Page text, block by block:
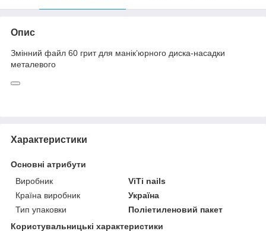
Опис
Змінний файл 60 грит для манік’юрного диска-насадки
металевого
Характеристики
Основні атрибути
Виробник
ViTi nails
Країна виробник
Україна
Тип упаковки
Поліетиленовий пакет
Користувальницькі характеристики